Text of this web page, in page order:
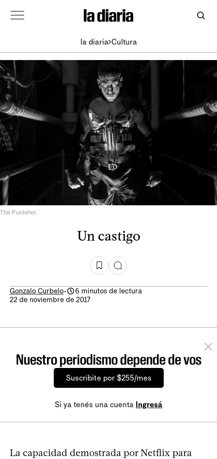
la diaria Cultura
The Punisher.
Un castigo
Gonzalo Curbelo-
6 minutos de lectura
22 de noviembre de 2017
Nuestro periodismo depende de vos
Suscribite por $255/mes
Si ya tenés una cuenta Ingresá
La capacidad demostrada por Netflix para